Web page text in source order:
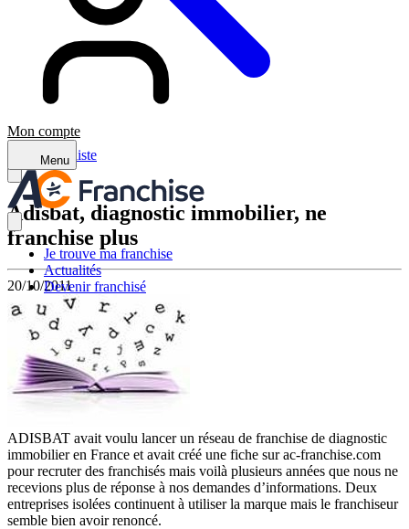
Mon compte
Menu
Je trouve ma franchise
Actualités
Devenir franchisé
Retour à la liste
Adisbat, diagnostic immobilier, ne
franchise plus
20/10/2011
ADISBAT avait voulu lancer un réseau de franchise de diagnostic
immobilier en France et avait créé une fiche sur ac-franchise.com
pour recruter des franchisés mais voilà plusieurs années que nous ne
recevions plus de réponse à nos demandes d’informations. Deux
entreprises isolées continuent à utiliser la marque mais le franchiseur
semble bien avoir renoncé.